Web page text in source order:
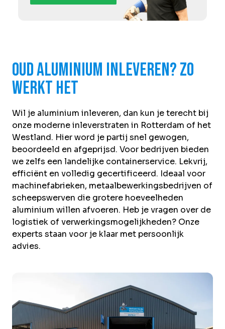
Oud aluminium inleveren? Zo
werkt het
Wil je aluminium inleveren, dan kun je terecht bij
onze moderne inleverstraten in Rotterdam of het
Westland. Hier word je partij snel gewogen,
beoordeeld en afgeprijsd. Voor bedrijven bieden
we zelfs een landelijke containerservice. Lekvrij,
efficiënt en volledig gecertificeerd. Ideaal voor
machinefabrieken, metaalbewerkingsbedrijven of
scheepswerven die grotere hoeveelheden
aluminium willen afvoeren. Heb je vragen over de
logistiek of verwerkingsmogelijkheden? Onze
experts staan voor je klaar met persoonlijk
advies.